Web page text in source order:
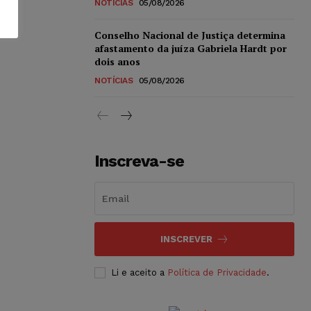
NOTÍCIAS 05/08/2026
Conselho Nacional de Justiça determina
afastamento da juíza Gabriela Hardt por
dois anos
NOTÍCIAS 05/08/2026
Inscreva-se
INSCREVER
Li e aceito a Política de Privacidade.